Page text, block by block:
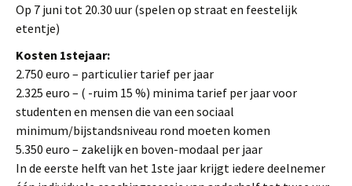
Op 7 juni tot 20.30 uur (spelen op straat en feestelijk
etentje)
Kosten 1stejaar:
2.750 euro – particulier tarief per jaar
2.325 euro – ( -ruim 15 %) minima tarief per jaar voor
studenten en mensen die van een sociaal
minimum/bijstandsniveau rond moeten komen
5.350 euro – zakelijk en boven-modaal per jaar
In de eerste helft van het 1ste jaar krijgt iedere deelnemer